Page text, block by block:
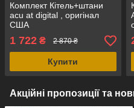
Комплект Кітель+штани
acu at digital , оригінал
США
1 722 ₴ 2 870 ₴
Купити
Акційні пропозиції та